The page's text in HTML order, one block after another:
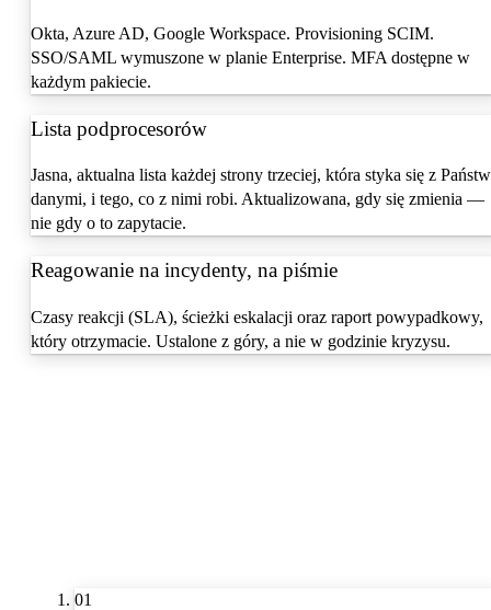
Okta, Azure AD, Google Workspace. Provisioning SCIM.
SSO/SAML wymuszone w planie Enterprise. MFA dostępne w
każdym pakiecie.
Lista podprocesorów
Jasna, aktualna lista każdej strony trzeciej, która styka się z
danymi, i tego, co z nimi robi. Aktualizowana, gdy się zmienia —
nie gdy o to zapytacie.
Reagowanie na incydenty, na piśmie
Czasy reakcji (SLA), ścieżki eskalacji oraz raport powypadkowy,
który otrzymacie. Ustalone z góry, a nie w godzinie kryzysu.
01